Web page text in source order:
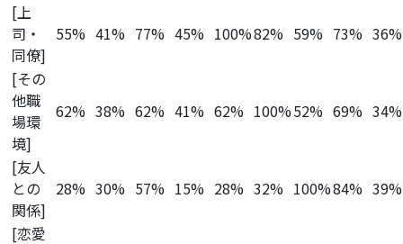
[上
司・
同僚]
55% 41% 77% 45% 100%82% 59% 73% 36%
[その
他職
場環
境]
62% 38% 62% 41% 62% 100%52% 69% 34%
[友人
との
関係]
28% 30% 57% 15% 28% 32% 100%84% 39%
[恋愛